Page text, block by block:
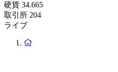
硬貨 34.665
取引所 204
ライブ